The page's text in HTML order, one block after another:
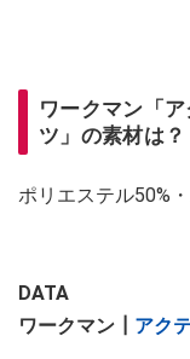
ワークマン「
ツ」の素材は？
ポリエステル50%
DATA
ワークマン┃ アク